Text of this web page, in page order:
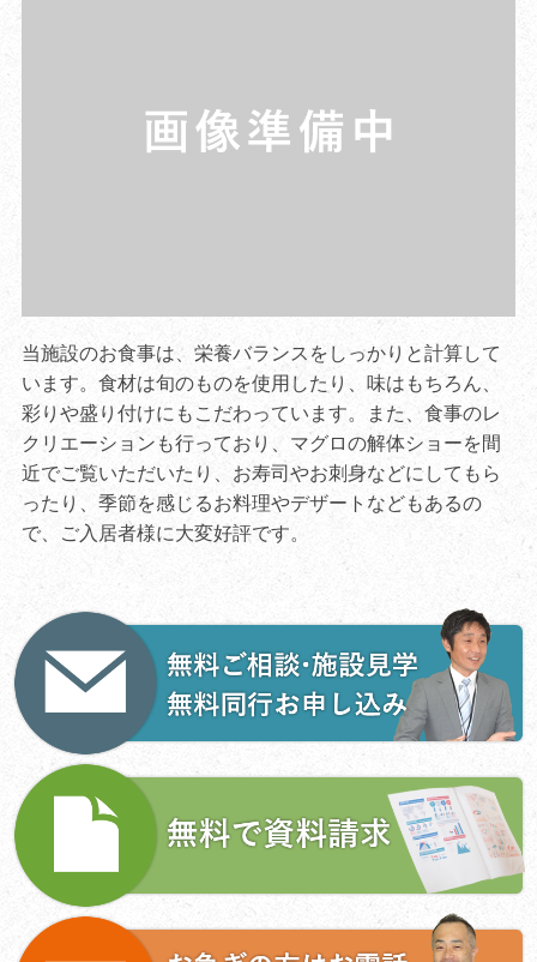
当施設のお食事は、栄養バランスをしっかりと計算して
います。食材は旬のものを使用したり、味はもちろん、
彩りや盛り付けにもこだわっています。また、食事のレ
クリエーションも行っており、マグロの解体ショーを間
近でご覧いただいたり、お寿司やお刺身などにしてもら
ったり、季節を感じるお料理やデザートなどもあるの
で、ご入居者様に大変好評です。